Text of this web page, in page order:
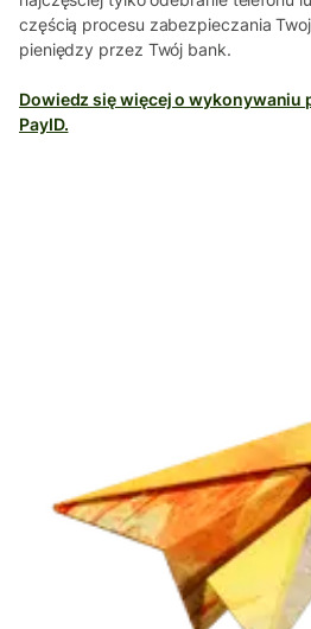
częścią procesu zabezpieczania
pieniędzy przez Twój bank.
Dowiedz się więcej o wykonywaniu
PayID.